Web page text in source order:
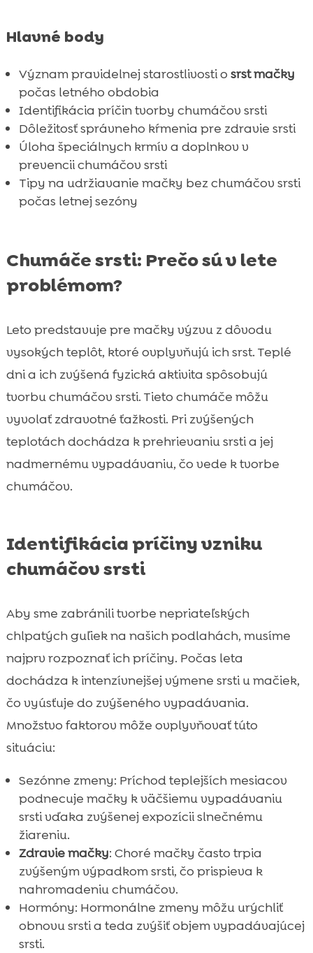
lososom a pstruhom
mačky
 Mačka leto chumáče srsti: Ako udržať
mačku v pohode?
 Efektívne tipy na udržanie mačky bez
chumáčov srsti
Význam vody a hydratácie pre zdravie srsti
Ako vyberať správne krmivo pre vašu
Príznaky a varovné signály zdravotných
problémov spojene s chlpmi
Prípravky na starostlivosť o srsť: Čo funguje
 Záver
 FAQ
Hlavné body
Význam pravidelnej starostlivosti o srst mačky
počas letného obdobia
Identifikácia príčin tvorby chumáčov srsti
Dôležitosť správneho kŕmenia pre zdravie srsti
Úloha špeciálnych krmív a doplnkov v
prevencii chumáčov srsti
Tipy na udržiavanie mačky bez chumáčov srsti
počas letnej sezóny
Chumáče srsti: Prečo sú v lete
problémom?
Leto predstavuje pre mačky výzvu z dôvodu
vysokých teplôt, ktoré ovplyvňujú ich srst. Teplé
dni a ich zvýšená fyzická aktivita spôsobujú
tvorbu chumáčov srsti. Tieto chumáče môžu
vyvolať zdravotné ťažkosti. Pri zvýšených
teplotách dochádza k prehrievaniu srsti a jej
nadmernému vypadávaniu, čo vede k tvorbe
chumáčov.
Identifikácia príčiny vzniku
chumáčov srsti
Aby sme zabránili tvorbe nepriateľských
chlpatých guľiek na našich podlahách, musíme
najprv rozpoznať ich príčiny. Počas leta
dochádza k intenzívnejšej výmene srsti u mačiek,
čo vyúsťuje do zvýšeného vypadávania.
Množstvo faktorov môže ovplyvňovať túto
situáciu:
Sezónne zmeny: Príchod teplejších mesiacov
podnecuje mačky k väčšiemu vypadávaniu
srsti vďaka zvýšenej expozícii slnečnému
žiareniu.
Zdravie mačky: Choré mačky často trpia
zvýšeným výpadkom srsti, čo prispieva k
nahromadeniu chumáčov.
Hormóny: Hormonálne zmeny môžu urýchliť
obnovu srsti a teda zvýšiť objem vypadávajúcej
srsti.